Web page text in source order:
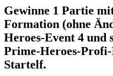
Gewinne 1 Partie
Formation (ohne
Heroes-Event 4 und
Prime-Heroes-
Startelf.